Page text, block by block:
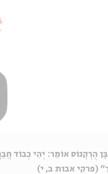
הֻרְקְנוֹס אוֹמֵר: יְהִי כְבוֹד
(פרקי אבות ב, י)